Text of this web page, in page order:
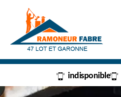
indisponible